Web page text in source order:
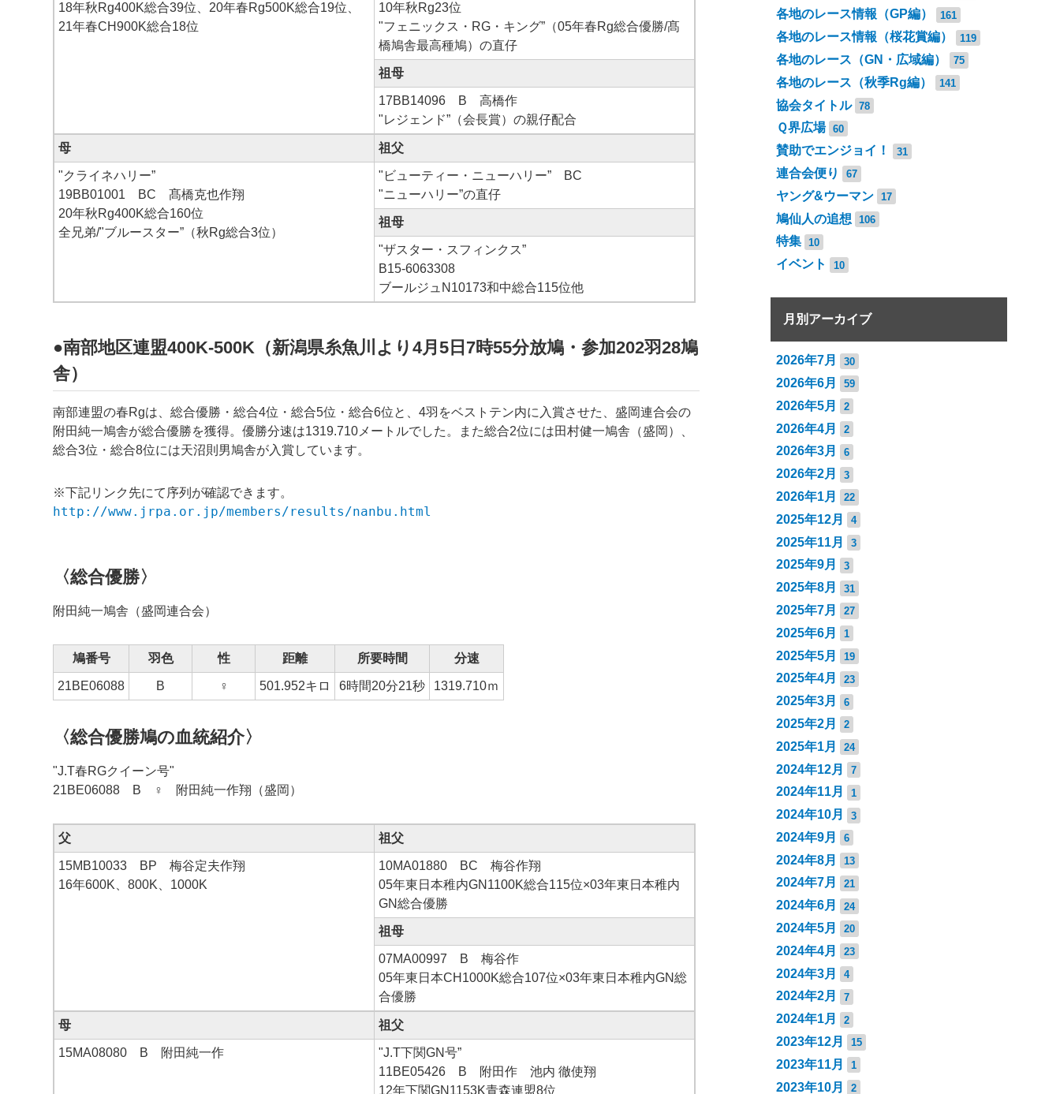
18年秋Rg400K総合39位、20年春Rg500K総合19位、
21年春CH900K総合18位
10年秋Rg23位
"フェニックス・RG・キング”（05年春Rg総合優勝/髙
橋鳩舎最高種鳩）の直仔
祖母
17BB14096 B 高橋作
"レジェンド”（会長賞）の親仔配合
母 祖父
"クライネハリー”
19BB01001 BC 髙橋克也作翔
20年秋Rg400K総合160位
全兄弟/"ブルースター”（秋Rg総合3位）
"ビューティー・ニューハリー” BC
"ニューハリー”の直仔
祖母
"ザスター・スフィンクス”
B15-6063308
ブールジュN10173和中総合115位他
●南部地区連盟400K-500K（新潟県糸魚川より4月5日7時55分放鳩・参加202羽28鳩
舎）
南部連盟の春Rgは、総合優勝・総合4位・総合5位・総合6位と、4羽をベストテン内に入賞させた、盛岡連合会の
附田純一鳩舎が総合優勝を獲得。優勝分速は1319.710メートルでした。また総合2位には田村健一鳩舎（盛岡）、
総合3位・総合8位には天沼則男鳩舎が入賞しています。
※下記リンク先にて序列が確認できます。
http://www.jrpa.or.jp/members/results/nanbu.html
〈総合優勝〉
附田純一鳩舎（盛岡連合会）
鳩番号 羽色 性 距離 所要時間 分速
21BE06088 B ♀ 501.952キロ 6時間20分21秒 1319.710ｍ
〈総合優勝鳩の血統紹介〉
"J.T春RGクイーン号"
21BE06088 B ♀ 附田純一作翔（盛岡）
父 祖父
15MB10033 BP 梅谷定夫作翔
16年600K、800K、1000K
10MA01880 BC 梅谷作翔
05年東日本稚内GN1100K総合115位×03年東日本稚内
GN総合優勝
祖母
07MA00997 B 梅谷作
05年東日本CH1000K総合107位×03年東日本稚内GN総
合優勝
母 祖父
15MA08080 B 附田純一作
"J.T下関GN号”
11BE05426 B 附田作 池内 徹使翔
12年下関GN1153K青森連盟8位
各地のレース情報（GP編） 161
各地のレース情報（桜花賞編） 119
各地のレース（GN・広域編） 75
各地のレース（秋季Rg編） 141
協会タイトル 78
Ｑ界広場 60
賛助でエンジョイ！ 31
連合会便り 67
ヤング&ウーマン 17
鳩仙人の追想 106
特集 10
イベント 10
月別アーカイブ
2026年7月 30
2026年6月 59
2026年5月 2
2026年4月 2
2026年3月 6
2026年2月 3
2026年1月 22
2025年12月 4
2025年11月 3
2025年9月 3
2025年8月 31
2025年7月 27
2025年6月 1
2025年5月 19
2025年4月 23
2025年3月 6
2025年2月 2
2025年1月 24
2024年12月 7
2024年11月 1
2024年10月 3
2024年9月 6
2024年8月 13
2024年7月 21
2024年6月 24
2024年5月 20
2024年4月 23
2024年3月 4
2024年2月 7
2024年1月 2
2023年12月 15
2023年11月 1
2023年10月 2